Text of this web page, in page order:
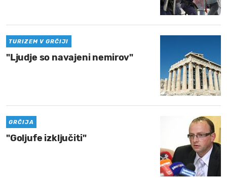
MOJ
TURIZEM V GRČIJI
"Ljudje so navajeni nemirov"
GRČIJA
"Goljufe izključiti"